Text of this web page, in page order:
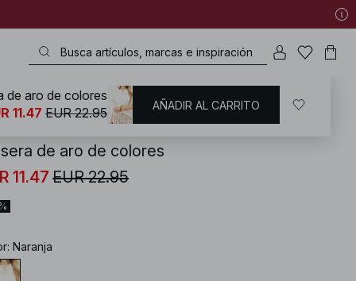
/ Complementos / Joyería Pulseras
de aro de colores
11.47 EUR 22.95
: Naranja
de aro de colores
11.47 EUR 22.95 AÑADIR AL CARRITO